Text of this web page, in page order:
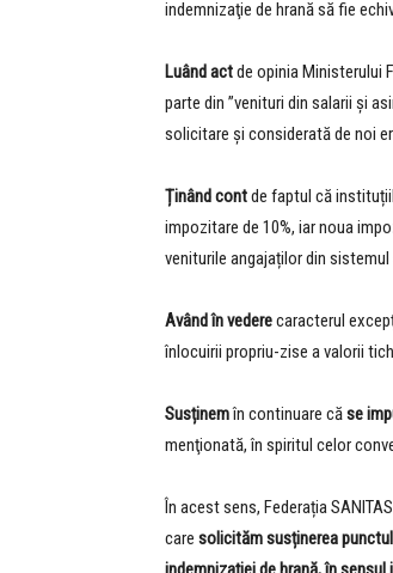
indemnizaţie de hrană să fie
Luând actde opinia Ministerului
parte din ”venituri din salarii şi
solicitare și considerată de noi
Ținând contde faptul că
impozitare de 10%, iar noua
veniturile angajaților din
Având în vederecaracterul
înlocuirii propriu-zise a valorii
Susținemîn continuare căse
menţionată, în spiritul celor
În acest sens, Federația
care solicităm susținerea